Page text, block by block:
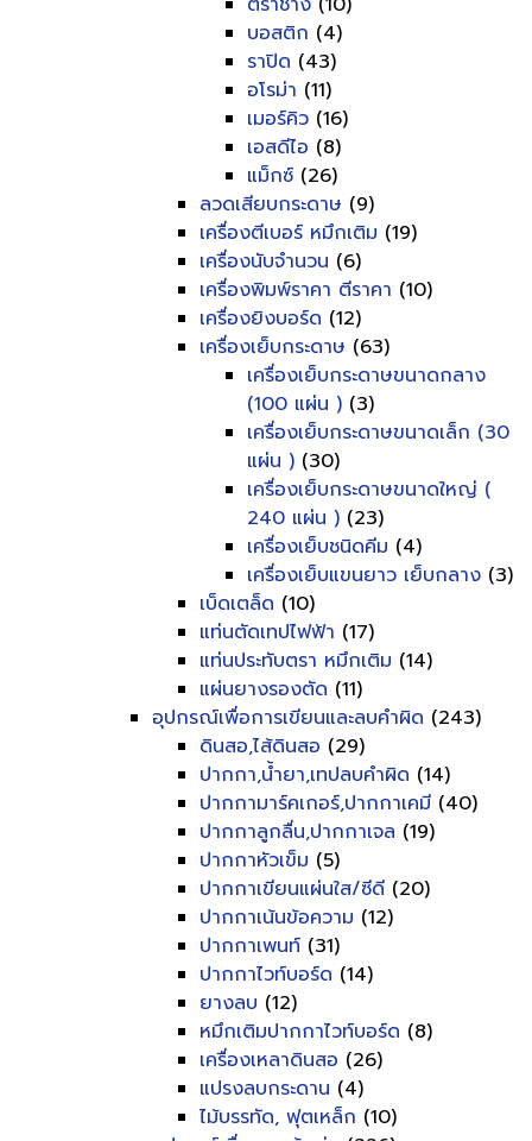
บอสติก (4)
ราปิด (43)
อโรม่า (11)
เมอร์คิว (16)
เอสดีไอ (8)
แม็กซ์ (26)
ลวดเสียบกระดาษ (9)
เครื่องตีเบอร์ หมึกเติม (19)
เครื่องนับจำนวน (6)
เครื่องพิมพ์ราคา ตีราคา (10)
เครื่องยิงบอร์ด (12)
เครื่องเย็บกระดาษ (63)
เครื่องเย็บกระดาษขนาดกลาง
(100 แผ่น ) (3)
เครื่องเย็บกระดาษขนาดเล็ก (30
แผ่น ) (30)
เครื่องเย็บกระดาษขนาดใหญ่ (
240 แผ่น ) (23)
เครื่องเย็บชนิดคีม (4)
เครื่องเย็บแขนยาว เย็บกลาง (3)
เบ็ดเตล็ด (10)
แท่นตัดเทปไฟฟ้า (17)
แท่นประทับตรา หมึกเติม (14)
แผ่นยางรองตัด (11)
อุปกรณ์เพื่อการเขียนและลบคำผิด (243)
ดินสอ,ไส้ดินสอ (29)
ปากกา,น้ำยา,เทปลบคำผิด (14)
ปากกามาร์คเกอร์,ปากกาเคมี (40)
ปากกาลูกลื่น,ปากกาเจล (19)
ปากกาหัวเข็ม (5)
ปากกาเขียนแผ่นใส/ซีดี (20)
ปากกาเน้นข้อความ (12)
ปากกาเพนท์ (31)
ปากกาไวท์บอร์ด (14)
ยางลบ (12)
หมึกเติมปากกาไวท์บอร์ด (8)
เครื่องเหลาดินสอ (26)
แปรงลบกระดาน (4)
ไม้บรรทัด, ฟุตเหล็ก (10)